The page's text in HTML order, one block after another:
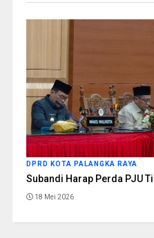
DPRD KOTA PALANGKA RAYA
Subandi Harap Perda PJU
18 Mei 2026